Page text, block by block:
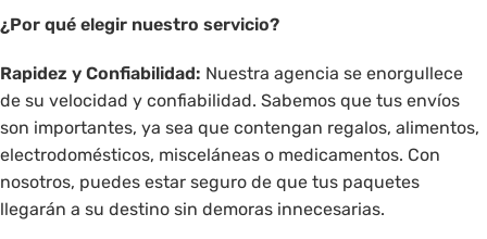
¿Por qué elegir nuestro servicio?
Rapidez y Confiabilidad: Nuestra agencia se enorgullece
de su velocidad y confiabilidad. Sabemos que tus envíos
son importantes, ya sea que contengan regalos, alimentos,
electrodomésticos, misceláneas o medicamentos. Con
nosotros, puedes estar seguro de que tus paquetes
llegarán a su destino sin demoras innecesarias.